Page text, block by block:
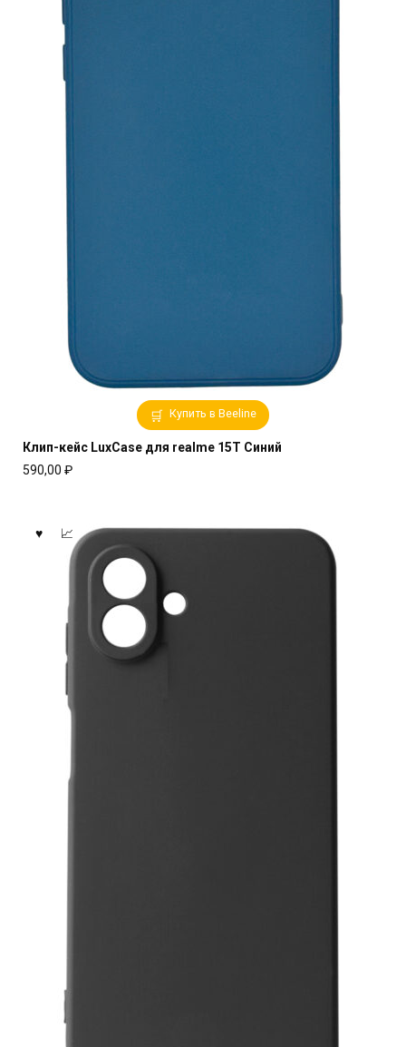
Купить в Beeline
Клип-кейс LuxCase для realme 15T Синий
590,00 ₽